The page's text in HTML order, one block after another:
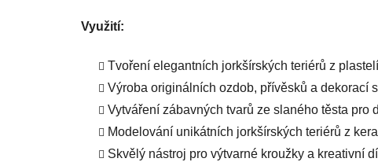
Využití:
Tvoření elegantních jorkšírských teriérů z
Výroba originálních ozdob, přívěsků a dekorací
Vytváření zábavných tvarů ze slaného těsta pro
Modelování unikátních jorkšírských teriérů z
Skvělý nástroj pro výtvarné kroužky a kreativní